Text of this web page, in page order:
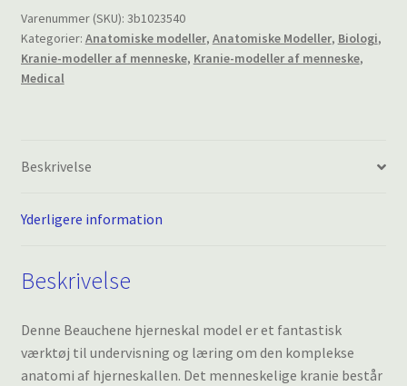
Model
-
didaktisk-
farvet
antal
Varenummer (SKU): 3b1023540
Kategorier: Anatomiske modeller, Anatomiske Modeller, Biologi,
Kranie-modeller af menneske, Kranie-modeller af menneske,
Medical
Beskrivelse
Yderligere information
Beskrivelse
Denne Beauchene hjerneskal model er et fantastisk
værktøj til undervisning og læring om den komplekse
anatomi af hjerneskallen. Det menneskelige kranie består